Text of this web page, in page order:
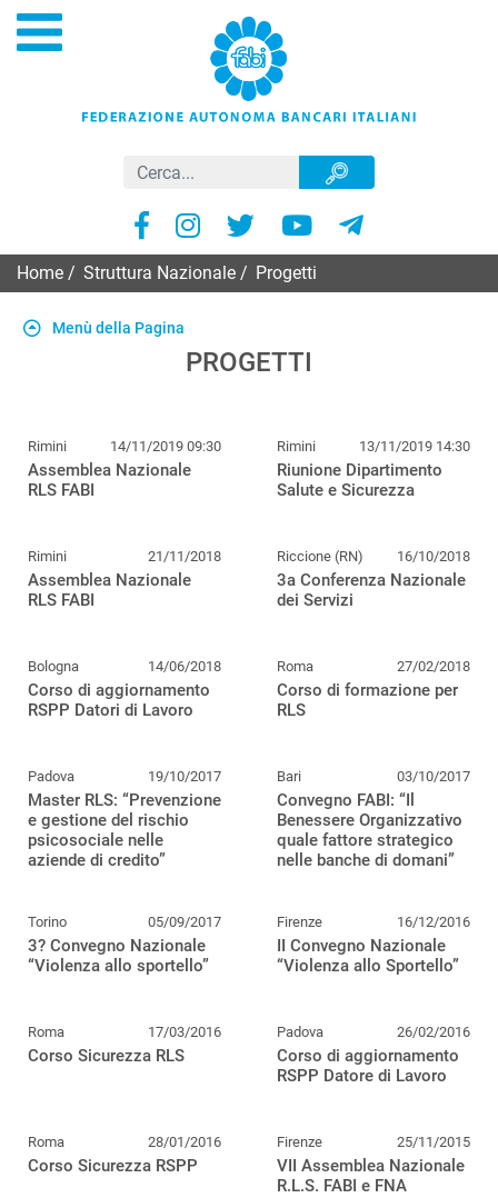
Home Struttura Nazionale Progetti
Menù della Pagina
PROGETTI
Rimini 14/11/2019 09:30
Assemblea Nazionale
RLS FABI
Rimini 13/11/2019 14:30
Riunione Dipartimento
Salute e Sicurezza
Rimini 21/11/2018
Assemblea Nazionale
RLS FABI
Riccione (RN) 16/10/2018
3a Conferenza Nazionale
dei Servizi
Bologna 14/06/2018
Corso di aggiornamento
RSPP Datori di Lavoro
Roma 27/02/2018
Corso di formazione per
RLS
Padova 19/10/2017
Master RLS: “Prevenzione
e gestione del rischio
psicosociale nelle
aziende di credito”
Bari 03/10/2017
Convegno FABI: “Il
Benessere Organizzativo
quale fattore strategico
nelle banche di domani”
Torino 05/09/2017
3? Convegno Nazionale
“Violenza allo sportello”
Firenze 16/12/2016
II Convegno Nazionale
“Violenza allo Sportello”
Roma 17/03/2016
Corso Sicurezza RLS
Padova 26/02/2016
Corso di aggiornamento
RSPP Datore di Lavoro
Roma 28/01/2016
Corso Sicurezza RSPP
Firenze 25/11/2015
VII Assemblea Nazionale
R.L.S. FABI e FNA